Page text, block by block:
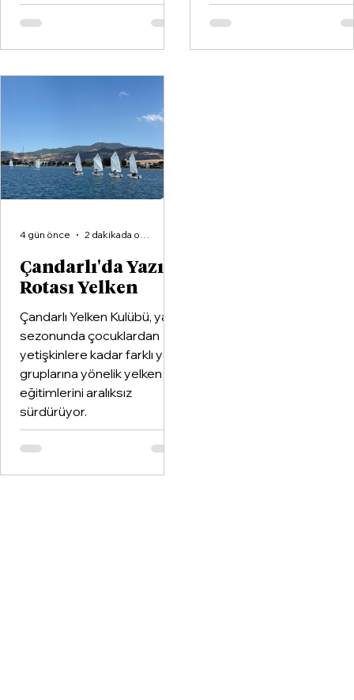
ardından geldiği Dikili’de
partisinin ilçe teşkilatıyla
buluştu.
hayata geçirildi. Kentin
kulüplerinden Göztepe
Spor Kulübü ile İzmir'in en
Çandarlı'da Yazın
Rotası Yelken
Çandarlı Yelken Kulübü, yaz
sezonunda çocuklardan
yetişkinlere kadar farklı yaş
gruplarına yönelik yelken
eğitimlerini aralıksız
sürdürüyor.
4 gün önce 2 dakikada okunur